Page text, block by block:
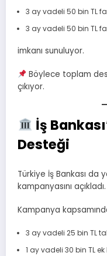
3 ay vadeli 50 bin TL
3 ay vadeli 50 bin TL
imkanı sunuluyor.
Böylece toplam
çıkıyor.
İş
Desteği
Türkiye İş Bankası
kampanyasını açıkladı.
Kampanya
3 ay vadeli 25 bin TL
1 ay vadeli 30 bin TL